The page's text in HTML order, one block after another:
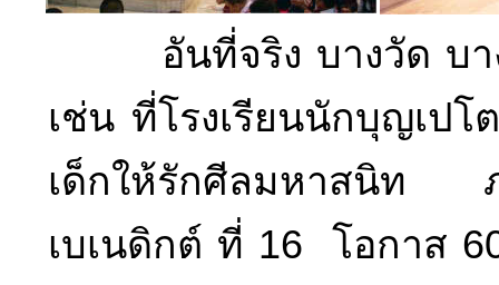
อันที่จริง บางวัด บาง
เช่น ที่โรงเรียนนักบุญเป
เด็กให้รักศีลมหาสนิท ภ
เบเนดิกต์ ที่ 16 โอกาส